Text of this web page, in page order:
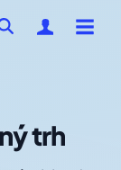
trh